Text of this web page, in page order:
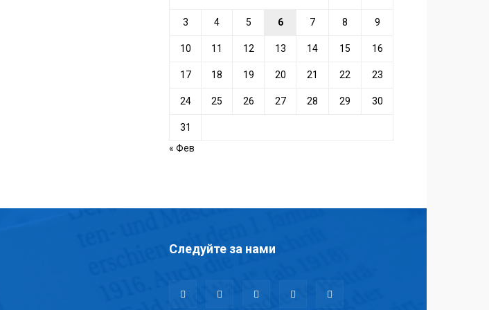
3 4 5 6 7 8 9
10 11 12 13 14 15 16
17 18 19 20 21 22 23
24 25 26 27 28 29 30
31
« Фев
Следуйте за нами